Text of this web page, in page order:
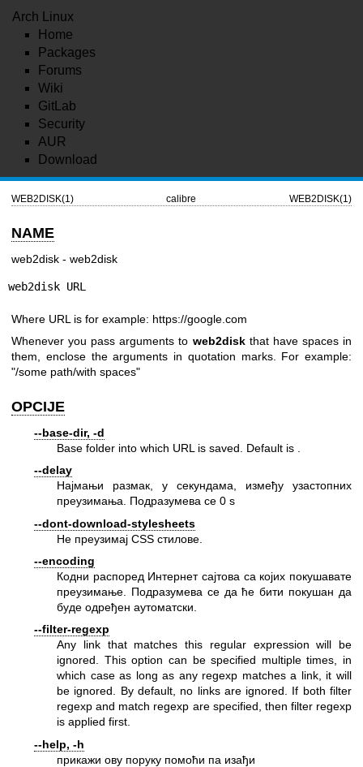
Arch Linux
Home
Packages
Forums
Wiki
GitLab
Security
AUR
Download
WEB2DISK(1) calibre WEB2DISK(1)
NAME
web2disk - web2disk
web2disk URL
Where URL is for example: https://google.com
Whenever you pass arguments to web2diskthat have spaces in
them, enclose the arguments in quotation marks. For example:
"/some path/with spaces"
OPCIJE
--base-dir, -d
Base folder into which URL is saved. Default is .
--delay
Најмањи размак, у секундама, између узастопних
преузимања. Подразумева се 0 s
--dont-download-stylesheets
Не преузимај CSS стилове.
--encoding
Кодни распоред Интернет сајтова са којих покушавате
преузимање. Подразумева се да ће бити покушан да
буде одређен аутоматски.
--filter-regexp
Any link that matches this regular expression will be
ignored. This option can be specified multiple times, in
which case as long as any regexp matches a link, it will
be ignored. By default, no links are ignored. If both filter
regexp and match regexp are specified, then filter regexp
is applied first.
--help, -h
прикажи ову поруку помоћи па изађи